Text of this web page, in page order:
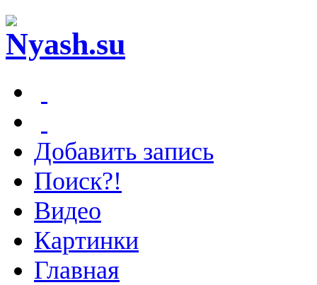
Добавить запись
Поиск?!
Видео
Картинки
Главная